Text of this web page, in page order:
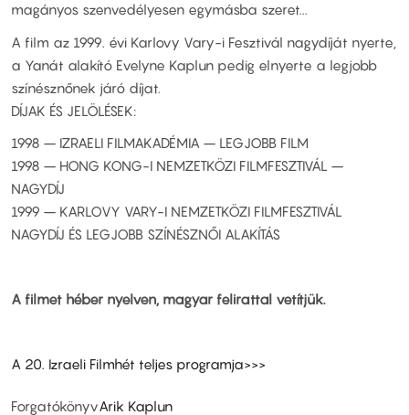
magányos szenvedélyesen egymásba szeret...
A film az 1999. évi Karlovy Vary-i Fesztivál nagydíját nyerte,
a Yanát alakító Evelyne Kaplun pedig elnyerte a legjobb
színésznőnek járó díjat.
DÍJAK ÉS JELÖLÉSEK:
1998 – IZRAELI FILMAKADÉMIA – LEGJOBB FILM
1998 – HONG KONG-I NEMZETKÖZI FILMFESZTIVÁL –
NAGYDÍJ
1999 – KARLOVY VARY-I NEMZETKÖZI FILMFESZTIVÁL
NAGYDÍJ ÉS LEGJOBB SZÍNÉSZNŐI ALAKÍTÁS
A filmet héber nyelven, magyar felirattal vetítjük.
A 20. Izraeli Filmhét teljes programja>>>
ForgatókönyvArik Kaplun